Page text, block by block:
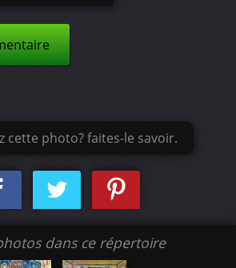
cette photo? faites-le savoir.
dans ce répertoire